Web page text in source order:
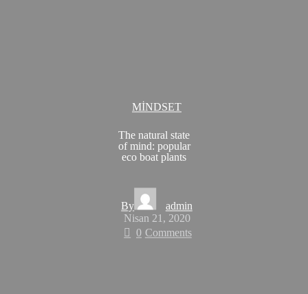
MINDSET
The natural state
of mind: popular
eco boat plants
By
admin
Nisan 21, 2020
0 Comments